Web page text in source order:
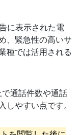
に表示された電
、緊急性の高いサ
種では活用される
通話件数や通話
しやすい点です。